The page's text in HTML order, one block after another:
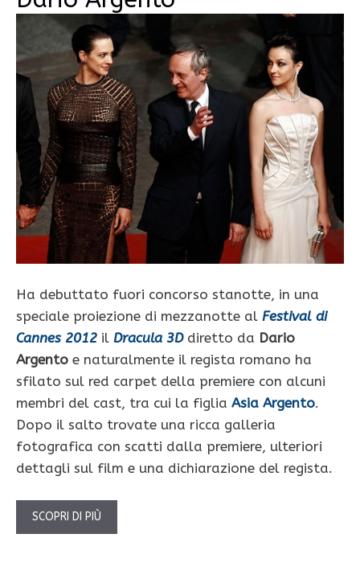
Ha debuttato fuori concorso stanotte, in una
speciale proiezione di mezzanotte al Festival di
Cannes 2012 il Dracula 3Ddiretto da Dario
Argento e naturalmente il regista romano ha
sfilato sul red carpet della premiere con alcuni
membri del cast, tra cui la figlia Asia Argento.
Dopo il salto trovate una ricca galleria
fotografica con scatti dalla premiere, ulteriori
dettagli sul film e una dichiarazione del regista.
SCOPRI DI PIÙ